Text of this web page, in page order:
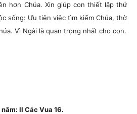
hơn Chúa. Xin giúp con thiết lập thứ
sống: Ưu tiên việc tìm kiếm Chúa, thờ
Vì Ngài là quan trọng nhất cho con.
II Các Vua 16.